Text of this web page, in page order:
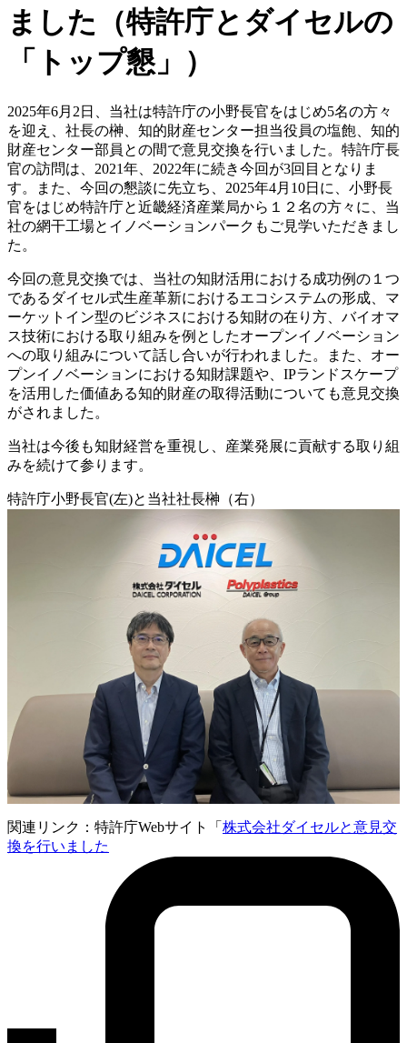
ました（特許庁とダイセルの
「トップ懇」）
2025年6月2日、当社は特許庁の小野長官をはじめ5名の方々
を迎え、社長の榊、知的財産センター担当役員の塩飽、知的
財産センター部員との間で意見交換を行いました。特許庁長
官の訪問は、2021年、2022年に続き今回が3回目となりま
す。また、今回の懇談に先立ち、2025年4月10日に、小野長
官をはじめ特許庁と近畿経済産業局から１２名の方々に、当
社の網干工場とイノベーションパークもご見学いただきまし
た。
今回の意見交換では、当社の知財活用における成功例の１つ
であるダイセル式生産革新におけるエコシステムの形成、マ
ーケットイン型のビジネスにおける知財の在り方、バイオマ
ス技術における取り組みを例としたオープンイノベーション
への取り組みについて話し合いが行われました。また、オー
プンイノベーションにおける知財課題や、IPランドスケープ
を活用した価値ある知的財産の取得活動についても意見交換
がされました。
当社は今後も知財経営を重視し、産業発展に貢献する取り組
みを続けて参ります。
特許庁小野長官(左)と当社社長榊（右）
関連リンク：特許庁Webサイト「 株式会社ダイセルと意見交
換を行いました